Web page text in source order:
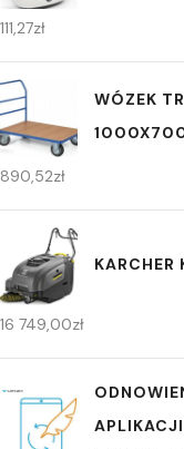
111,27zł
WÓZEK
890,52zł
16 749,00zł